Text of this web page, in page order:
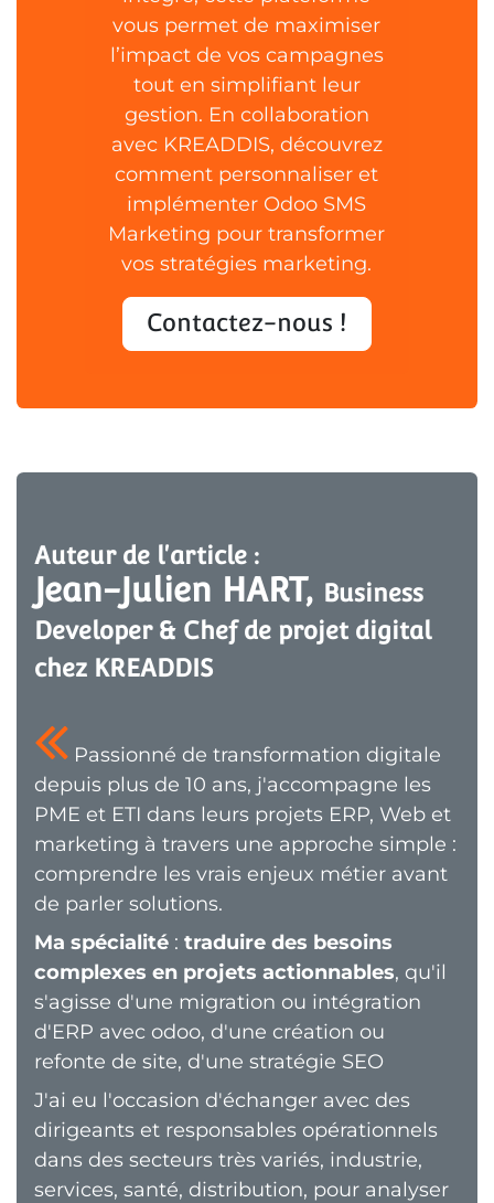
vous permet de maximiser
l’impact de vos campagnes
tout en simplifiant leur
gestion. En collaboration
avec KREADDIS, découvrez
comment personnaliser et
implémenter Odoo SMS
Marketing pour transformer
vos stratégies marketing.
Contactez-nous !
Auteur de l'article :
Jean-Julien HART, Business
Developer & Chef de projet digital
chez KREADDIS
Passionné de transformation digitale
depuis plus de 10 ans, j'accompagne les
PME et ETI dans leurs projets ERP, Web et
marketing à travers une approche simple :
comprendre les vrais enjeux métier avant
de parler solutions.
Ma spécialité : traduire des besoins
complexes en projets actionnables, qu'il
s'agisse d'une migration ou intégration
d'ERP avec odoo, d'une création ou
refonte de site, d'une stratégie SEO
J'ai eu l'occasion d'échanger avec des
dirigeants et responsables opérationnels
dans des secteurs très variés, industrie,
services, santé, distribution, pour analyser